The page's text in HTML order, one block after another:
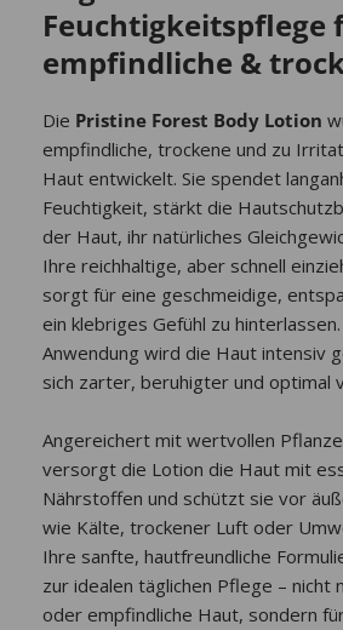
Feuchtigkeitspflege
empfindliche &
Die Pristine Forest Body Lotion
empfindliche, trockene und zu
Haut entwickelt. Sie spendet
Feuchtigkeit, stärkt die
der Haut, ihr natürliches
Ihre reichhaltige, aber schnell
sorgt für eine geschmeidige,
ein klebriges Gefühl zu
Anwendung wird die Haut intensiv
sich zarter, beruhigter und optimal
Angereichert mit wertvollen
versorgt die Lotion die Haut mit
Nährstoffen und schützt sie vor
wie Kälte, trockener Luft oder
Ihre sanfte, hautfreundliche
zur idealen täglichen Pflege – nicht
oder empfindliche Haut, sondern